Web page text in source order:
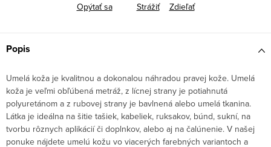
Opýtať sa
Strážiť Zdieľať
Popis
Umelá koža je kvalitnou a dokonalou náhradou pravej kože. Umelá
koža je veľmi obľúbená metráž, z lícnej strany je potiahnutá
polyuretánom a z rubovej strany je bavlnená alebo umelá tkanina.
Látka je ideálna na šitie tašiek, kabeliek, ruksakov, búnd, sukní, na
tvorbu rôznych aplikácií či doplnkov, alebo aj na čalúnenie. V našej
ponuke nájdete umelú kožu vo viacerých farebných variantoch a